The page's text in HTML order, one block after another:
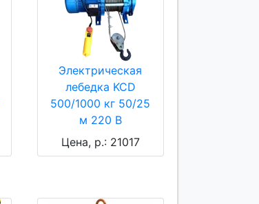
Электрическая
лебедка KCD
500/1000 кг 50/25
м 220 В
Цена, р.: 21017